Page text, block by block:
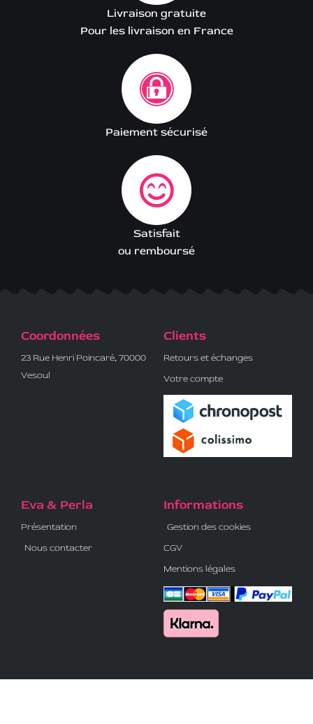
Livraison gratuite
Pour les livraison en France
Paiement sécurisé
Satisfait
ou remboursé
Coordonnées
23 Rue Henri Poincaré, 70000
Vesoul
Clients
Retours et échanges
Votre compte
Eva & Perla
Présentation
Nous contacter
Informations
Gestion des cookies
CGV
Mentions légales